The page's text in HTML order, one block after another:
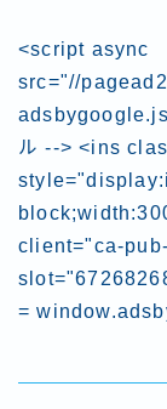
<script async
src="//
ル --> <ins
client="ca-
=